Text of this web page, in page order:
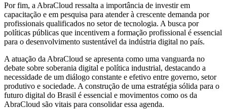
Por fim, a AbraCloud ressalta a importância de investir em
capacitação e em pesquisa para atender à crescente demanda por
profissionais qualificados no setor de tecnologia. A busca por
políticas públicas que incentivem a formação profissional é essencial
para o desenvolvimento sustentável da indústria digital no país.
A atuação da AbraCloud se apresenta como uma vanguarda no
debate sobre soberania digital e política industrial, destacando a
necessidade de um diálogo constante e efetivo entre governo, setor
produtivo e sociedade. A construção de uma estratégia sólida para o
futuro digital do Brasil é essencial e movimentos como os da
AbraCloud são vitais para consolidar essa agenda.